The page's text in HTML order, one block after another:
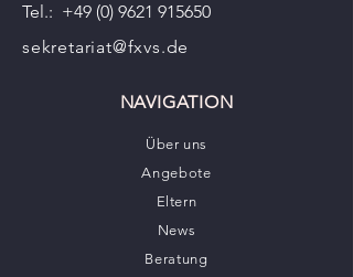
Tel.: +49 (0) 9621 915650
sekretariat@fxvs.de
NAVIGATION
Über uns
Angebote
Eltern
News
Beratung